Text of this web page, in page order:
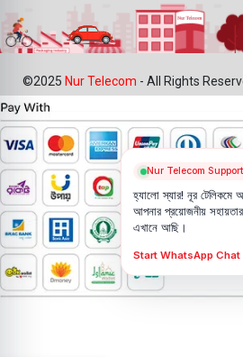
©2025 Nur Telecom - All Rights
Nur Telecom Support
হ্যালো স্যার! নূর টেলিকমে
আপনার প্রয়োজনীয়
এখানে আছি।
Start WhatsApp Chat